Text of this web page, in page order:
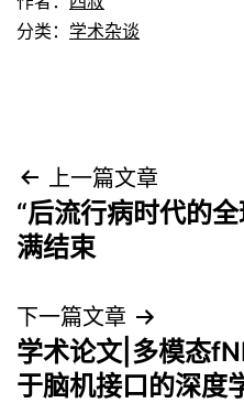
分类： 学术杂谈
文
章
航
上一篇文章
“后流行病时代的
满结束
下一篇文章
学术论文|多模态
于脑机接口的深度